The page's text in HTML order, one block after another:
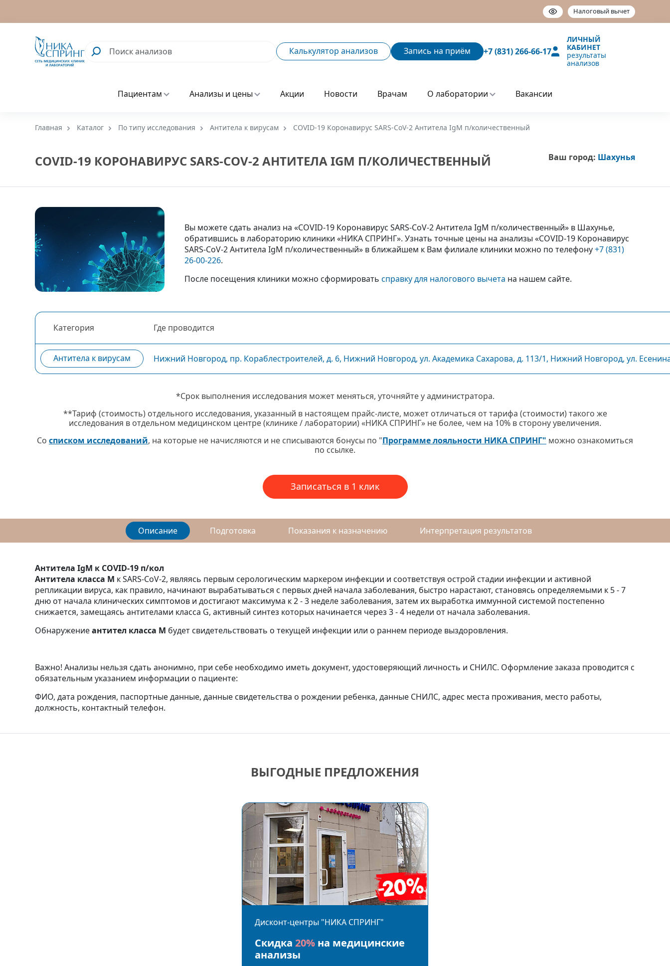
Налоговый вычет
Калькулятор анализов Запись на приём +7 (831) 266-66-17
ЛИЧНЫЙ
КАБИНЕТ
результаты
анализов
Пациентам Анализы и цены Акции Новости Врачам О лаборатории Вакансии
Главная Каталог По типу исследования Антитела к вирусам COVID-19 Коронавирус SARS‑CoV‑2 Антитела IgM п/количественный
COVID-19 КОРОНАВИРУС SARS‑COV‑2 АНТИТЕЛА IGM П/КОЛИЧЕСТВЕННЫЙ Ваш город: Шахунья
Вы можете сдать анализ на «COVID-19 Коронавирус SARS‑CoV‑2 Антитела IgM п/количественный» в Шахунье,
обратившись в лабораторию клиники «НИКА СПРИНГ». Узнать точные цены на анализы «COVID-19 Коронавирус
SARS‑CoV‑2 Антитела IgM п/количественный» в ближайшем к Вам филиале клиники можно по телефону+7 (831)
26-00-226.
После посещения клиники можно сформировать справку для налогового вычета на нашем сайте.
Категория Где проводится
Антитела к вирусам Нижний Новгород, пр. Кораблестроителей, д. 6, Нижний Новгород, ул. Академика Сахарова, д. 113/1, Нижний Новгород, ул.
*Срок выполнения исследования может меняться, уточняйте у администратора.
**Тариф (стоимость) отдельного исследования, указанный в настоящем прайс-листе, может отличаться от тарифа (стоимости) такого же
исследования в отдельном медицинском центре (клинике / лаборатории) «НИКА СПРИНГ» не более, чем на 10% в сторону увеличения.
Со списком исследований, на которые не начисляются и не списываются бонусы по "Программе лояльности НИКА СПРИНГ" можно ознакомиться
по ссылке.
Записаться в 1 клик
Описание Подготовка Показания к назначению Интерпретация результатов
Антитела IgM к COVID-19 п/кол
Антитела класса М к SARS-CoV-2, являясь первым серологическим маркером инфекции и соответствуя острой стадии инфекции и активной
репликации вируса, как правило, начинают вырабатываться с первых дней начала заболевания, быстро нарастают, становясь определяемыми к 5 - 7
дню от начала клинических симптомов и достигают максимума к 2 - 3 неделе заболевания, затем их выработка иммунной системой постепенно
снижается, замещаясь антителами класса G, активный синтез которых начинается через 3 - 4 недели от начала заболевания.
Обнаружениеантител класса М будет свидетельствовать о текущей инфекции или о раннем периоде выздоровления.
Важно! Анализы нельзя сдать анонимно, при себе необходимо иметь документ, удостоверяющий личность и СНИЛС. Оформление заказа проводится с
обязательным указанием информации о пациенте:
ФИО, дата рождения, паспортные данные, данные свидетельства о рождении ребенка, данные СНИЛС, адрес места проживания, место работы,
должность, контактный телефон.
ВЫГОДНЫЕ ПРЕДЛОЖЕНИЯ
Дисконт-центры "НИКА СПРИНГ"
Скидка 20%на медицинские
анализы